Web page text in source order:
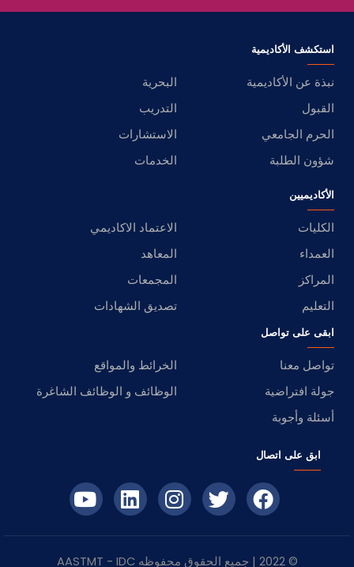
استكشف الأكاديمية
نبذة عن الأكاديمية
البحرية
القبول
التدريب
الحرم الجامعي
الاستشارات
شؤون الطلبة
الخدمات
الأكاديميين
الكليات
الاعتماد الاكاديمي
العمداء
المعاهد
المراكز
المجمعات
التعليم
تصديق الشهادات
ابقى على تواصل
تواصل معنا
الخرائط والمواقع
جولة افتراضية
الوظائف و الوظائف الشاغرة
أسئلة وأجوبة
ابق على اتصال
© 2022 | جميع الحقوق محفوظه IDC
- AASTMT